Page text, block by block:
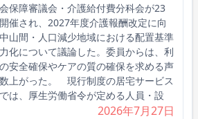
保障審議会・介護給付費分科会が23
催され、2027年度介護報酬改定に向
山間・人口減少地域における配置基準
化について議論した。委員からは、利
安全確保やケアの質の確保を求める声
上がった。 現行制度の居宅サービス
は、厚生労働省令が定める人員・設
2026年7月27日